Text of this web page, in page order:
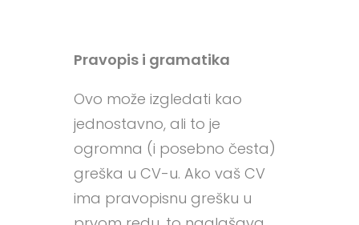
Pravopis i gramatika
Ovo može izgledati kao
jednostavno, ali to je
ogromna (i posebno česta)
greška u CV-u. Ako vaš CV
ima pravopisnu grešku u